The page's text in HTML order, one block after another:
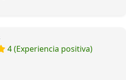
4 (Experiencia positiva)